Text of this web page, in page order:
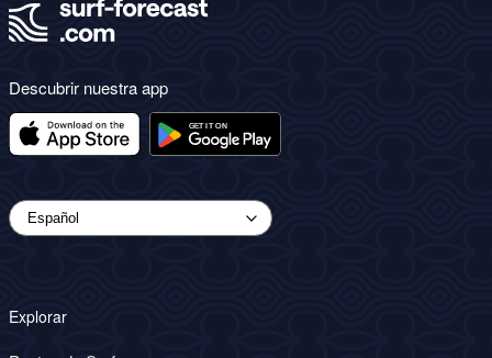
Descubrir nuestra app
Explorar